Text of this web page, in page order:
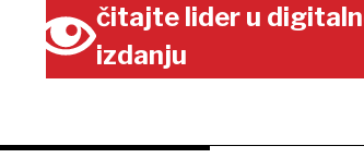
čitajte lider u
izdanju